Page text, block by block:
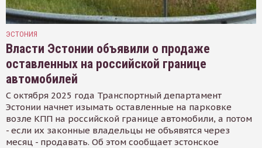
ЭСТОНИЯ
Власти Эстонии объявили о продаже
оставленных на российской границе
автомобилей
С октября 2025 года Транспортный департамент
Эстонии начнет изымать оставленные на парковке
возле КПП на российской границе автомобили, а потом
- если их законные владельцы не объявятся через
месяц - продавать. Об этом сообщает эстонское